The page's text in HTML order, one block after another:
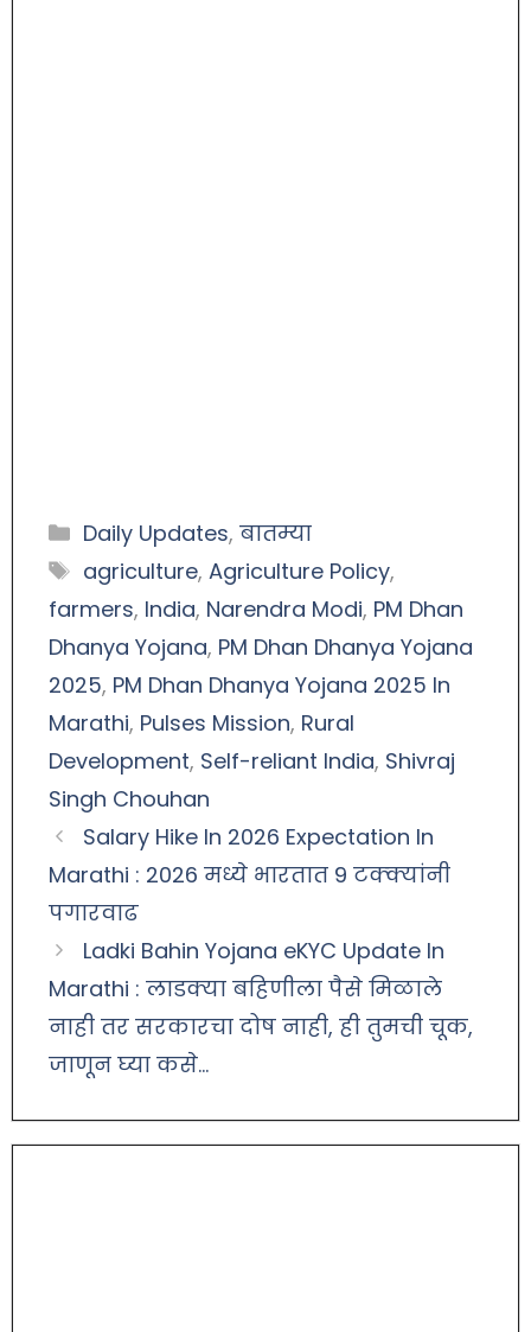
Daily Updates, बातम्या
agriculture, Agriculture Policy,
farmers, India, Narendra Modi, PM Dhan
Dhanya Yojana, PM Dhan Dhanya Yojana
2025, PM Dhan Dhanya Yojana 2025 In
Marathi, Pulses Mission, Rural
Development, Self-reliant India, Shivraj
Singh Chouhan
Salary Hike In 2026 Expectation In
Marathi : 2026 मध्ये भारतात 9 टक्क्यांनी
पगारवाढ
Ladki Bahin Yojana eKYC Update In
Marathi : लाडक्या बहिणीला पैसे मिळाले
नाही तर सरकारचा दोष नाही, ही तुमची चूक,
जाणून घ्या कसे…